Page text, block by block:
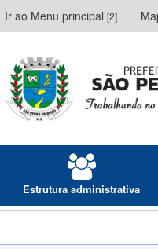
Ir ao Menu principal [2]
Estrutura administrativa